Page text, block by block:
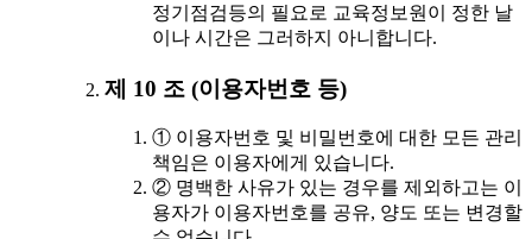
정기점검등의 필요로 교육정보원이 정한 날
이나 시간은 그러하지 아니합니다.
제 10 조 (이용자번호 등)
① 이용자번호 및 비밀번호에 대한 모든 관리
책임은 이용자에게 있습니다.
② 명백한 사유가 있는 경우를 제외하고는 이
용자가 이용자번호를 공유, 양도 또는 변경할